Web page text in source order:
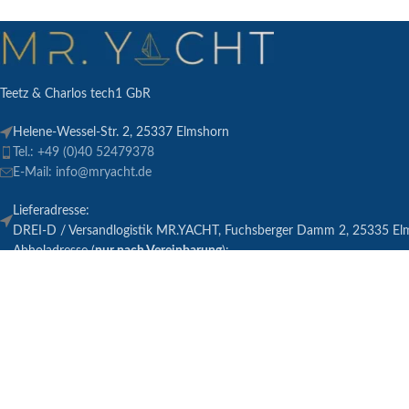
Teetz & Charlos tech1 GbR
Helene-Wessel-Str. 2, 25337 Elmshorn
Tel.: +49 (0)40 52479378
E-Mail: info@mryacht.de
Lieferadresse:
DREI-D / Versandlogistik MR.YACHT, Fuchsberger Damm 2, 25335
Abholadresse (nur nach Vereinbarung):